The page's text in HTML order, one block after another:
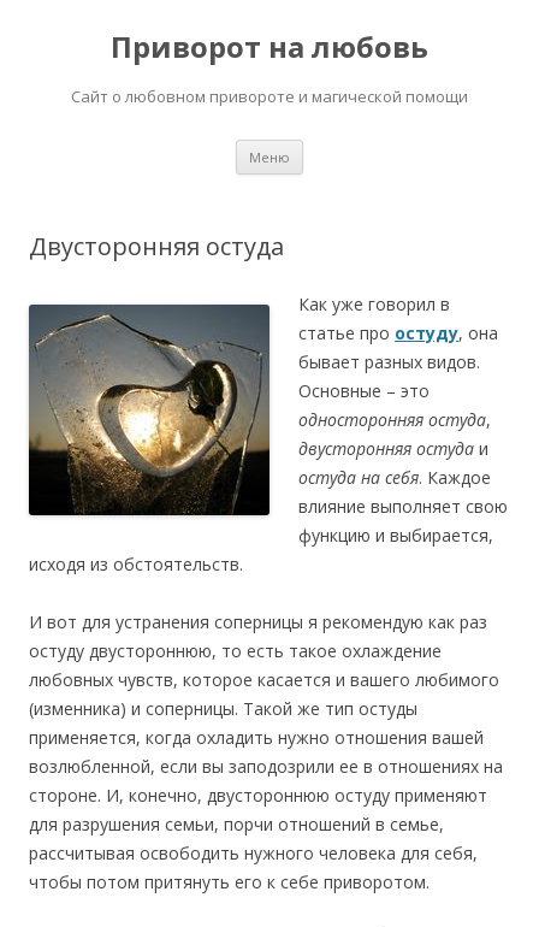
Приворот на любовь
Сайт о любовном привороте и магической помощи
Меню
Двусторонняя остуда
Как уже говорил в
статье про остуду, она
бывает разных видов.
Основные – это
односторонняя остуда,
двусторонняя остуда и
остуда на себя. Каждое
влияние выполняет свою
функцию и выбирается,
исходя из обстоятельств.
И вот для устранения соперницы я рекомендую как раз
остуду двустороннюю, то есть такое охлаждение
любовных чувств, которое касается и вашего любимого
(изменника) и соперницы. Такой же тип остуды
применяется, когда охладить нужно отношения вашей
возлюбленной, если вы заподозрили ее в отношениях на
стороне. И, конечно, двустороннюю остуду применяют
для разрушения семьи, порчи отношений в семье,
рассчитывая освободить нужного человека для себя,
чтобы потом притянуть его к себе приворотом.